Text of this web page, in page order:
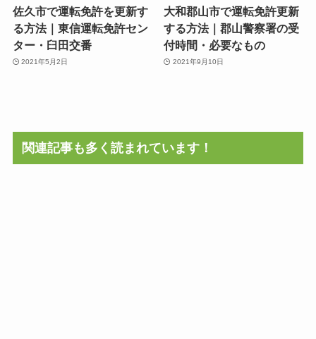
佐久市で運転免許を更新す
る方法｜東信運転免許セン
ター・臼田交番
2021年5月2日
大和郡山市で運転免許更新
する方法｜郡山警察署の受
付時間・必要なもの
2021年9月10日
関連記事も多く読まれています！